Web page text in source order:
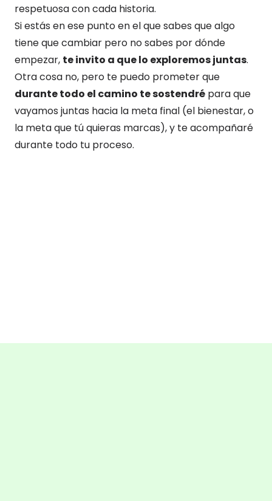
respetuosa con cada historia.
Si estás en ese punto en el que sabes que algo
tiene que cambiar pero no sabes por dónde
empezar, te invito a que lo exploremos juntas.
Otra cosa no, pero te puedo prometer que
durante todo el camino te sostendré para que
vayamos juntas hacia la meta final (el bienestar, o
la meta que tú quieras marcas), y te acompañaré
durante todo tu proceso.